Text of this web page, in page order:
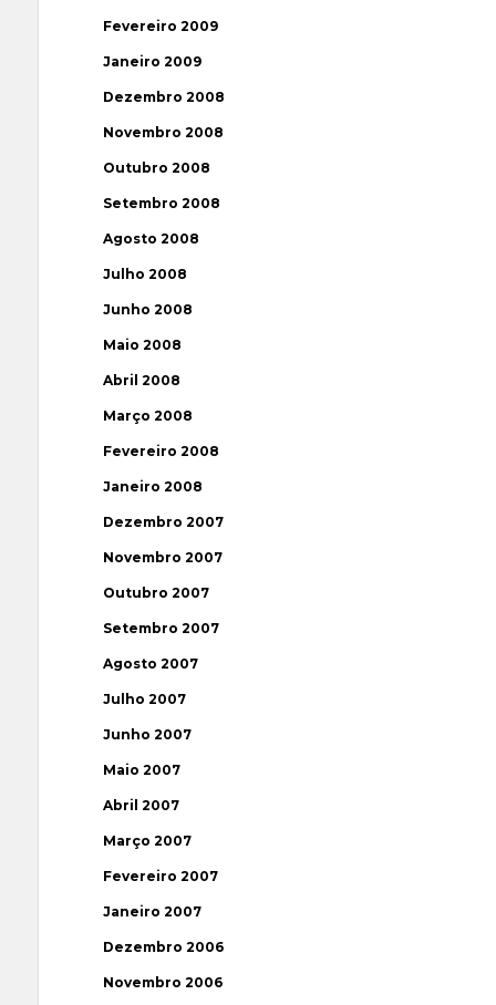
Fevereiro 2009
Janeiro 2009
Dezembro 2008
Novembro 2008
Outubro 2008
Setembro 2008
Agosto 2008
Julho 2008
Junho 2008
Maio 2008
Abril 2008
Março 2008
Fevereiro 2008
Janeiro 2008
Dezembro 2007
Novembro 2007
Outubro 2007
Setembro 2007
Agosto 2007
Julho 2007
Junho 2007
Maio 2007
Abril 2007
Março 2007
Fevereiro 2007
Janeiro 2007
Dezembro 2006
Novembro 2006